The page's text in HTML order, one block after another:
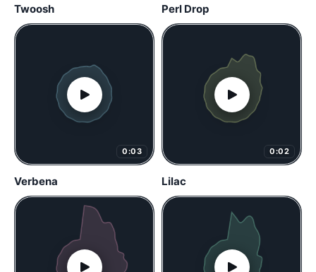
Twoosh Perl Drop
0:03
Verbena
0:02
Lilac